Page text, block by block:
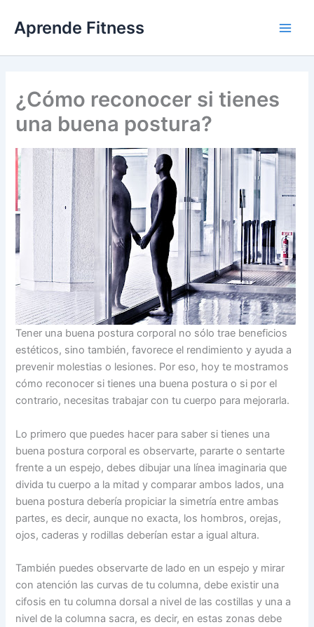
contenido
Aprende Fitness
¿Cómo reconocer si tienes
una buena postura?
Tener una buena postura corporal no sólo trae beneficios
estéticos, sino también, favorece el rendimiento y ayuda a
prevenir molestias o lesiones. Por eso, hoy te mostramos
cómo reconocer si tienes una buena postura o si por el
contrario, necesitas trabajar con tu cuerpo para mejorarla.
Lo primero que puedes hacer para saber si tienes una
buena postura corporal es observarte, pararte o sentarte
frente a un espejo, debes dibujar una línea imaginaria que
divida tu cuerpo a la mitad y comparar ambos lados, una
buena postura debería propiciar la simetría entre ambas
partes, es decir, aunque no exacta, los hombros, orejas,
ojos, caderas y rodillas deberían estar a igual altura.
También puedes observarte de lado en un espejo y mirar
con atención las curvas de tu columna, debe existir una
cifosis en tu columna dorsal a nivel de las costillas y una a
nivel de la columna sacra, es decir, en estas zonas debe